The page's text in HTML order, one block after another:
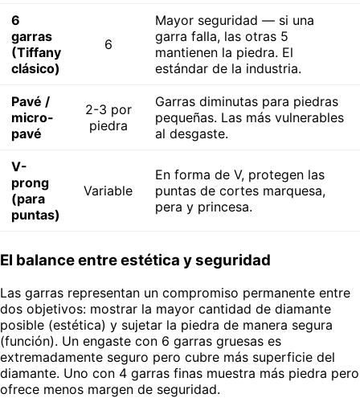
6
garras
(Tiffany
clásico)
6
Mayor seguridad — si una
garra falla, las otras 5
mantienen la piedra. El
estándar de la industria.
Pavé /
micro-
pavé
2-3 por
piedra
Garras diminutas para piedras
pequeñas. Las más vulnerables
al desgaste.
V-
prong
(para
puntas)
Variable
En forma de V, protegen las
puntas de cortes marquesa,
pera y princesa.
El balance entre estética y seguridad
Las garras representan un compromiso permanente entre
dos objetivos: mostrar la mayor cantidad de diamante
posible (estética) y sujetar la piedra de manera segura
(función). Un engaste con 6 garras gruesas es
extremadamente seguro pero cubre más superficie del
diamante. Uno con 4 garras finas muestra más piedra pero
ofrece menos margen de seguridad.